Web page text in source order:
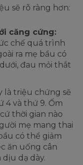
sẽ rõ ràng hơn:
căng cứng:
chế quá trình
ra mẹ bầu có
đau mỏi thắt
là triệu chứng sẽ
4 và thứ 9. Ốm
thời gian nào
mẹ mang thai
có thể giảm
ăn uống cân
dạ dày.